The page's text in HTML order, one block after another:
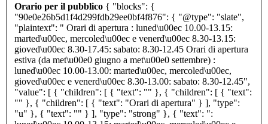
Orario per il pubblico { "blocks": {
"90e0e26b5d1f4d299fdb29ee0bf4f876": { "@type": "slate",
"plaintext": " Orari di apertura : luned\u00ec 10.00-13.15:
marted\u00ec, mercoled\u00ec e venerd\u00ec 8.30-13.15:
gioved\u00ec 8.30-17.45: sabato: 8.30-12.45 Orari di apertura
estiva (da met\u00e0 giugno a met\u00e0 settembre) :
luned\u00ec 10.00-13.00: marted\u00ec, mercoled\u00ec,
gioved\u00ec e venerd\u00ec 8.30-13.00: sabato: 8.30-12.45",
"value": [ { "children": [ { "text": "" }, { "children": [ { "text":
"" }, { "children": [ { "text": "Orari di apertura" } ], "type":
"u" }, { "text": "" } ], "type": "strong" }, { "text": ":